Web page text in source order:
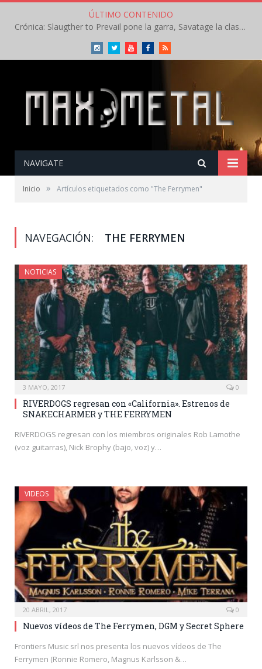
ÚLTIMO CONTENIDO
Crónica: Slaugther to Prevail pone la garra, Savatage la clase en la apertura del Leyendas del Rock – Miércoles – Agosto 2026
InstagramTwitterYoutubeFacebookRSS
NAVIGATE
Inicio » Artículos etiquetados como "The Ferrymen"
NAVEGACIÓN: THE FERRYMEN
NOTICIAS
3 MAYO, 2017 0
RIVERDOGS regresan con «California». Estrenos de
SNAKECHARMER y THE FERRYMEN
RIVERDOGS regresan con los miembros originales Rob Lamothe
(voz guitarras), Nick Brophy (bajo, voz) y…
VIDEOS
20 ABRIL, 2017 0
Nuevos vídeos de The Ferrymen, DGM y Secret Sphere
Frontiers Music srl nos presenta los nuevos vídeos de The
Ferrymen (Ronnie Romero, Magnus Karlsson &…